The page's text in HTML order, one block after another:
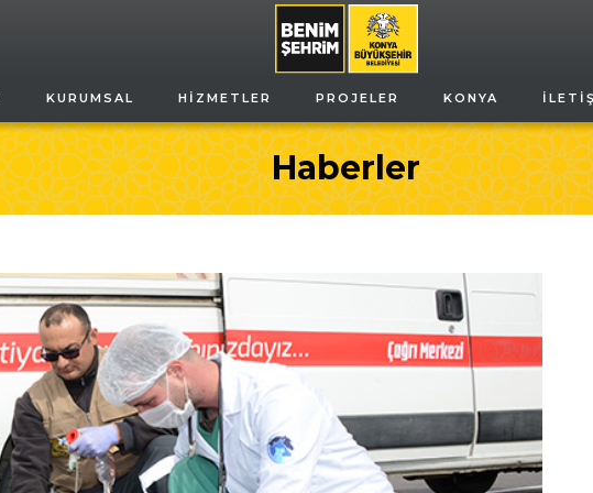
KURUMSAL HIZMETLER PROJELER KONYA
Haberler